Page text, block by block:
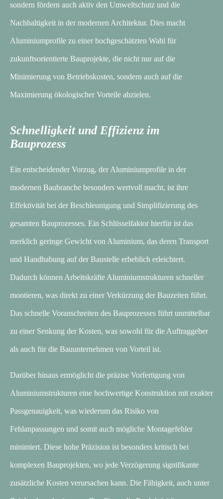
sondern fördern auch aktiv den Umweltschutz und die
Nachhaltigkeit in der modernen Architektur. Dies macht
Aluminiumprofile zu einer hochgeschätzten Wahl für
zukunftsorientierte Bauprojekte, die nicht nur auf die
Minimierung von Betriebskosten, sondern auch auf die
Maximierung ökologischer Vorteile abzielen.
Schnelligkeit und Effizienz im
Bauprozess
Ein entscheidender Vorzug, der Aluminiumprofile in der
modernen Baubranche besonders wertvoll macht, ist ihre
Effektivität bei der Beschleunigung und Simplifizierung des
gesamten Bauprozesses. Ein Schlüsselfaktor hierfür ist das
merklich geringe Gewicht von Aluminium, das deren Transport
und Handhabung auf der Baustelle erheblich erleichtert.
Dadurch können Arbeitskräfte Aluminiumstrukturen schneller
montieren, was direkt zu einer Verkürzung der Bauzeiten führt.
Das schnelle Voranschreiten des Bauprozesses führt unmittelbar
zu einer Senkung der Kosten, was sowohl für die Auftraggeber
als auch für die Bauunternehmen von Vorteil ist.
Darüber hinaus ermöglicht die präzise Vorfertigung von
Aluminiumstrukturen eine hochwertige Konstruktion mit exakter
Passgenauigkeit, was wiederum das Risiko von
Fehlanpassungen und somit auch mögliche Montagefehler
minimiert. Diese hohe Präzision ist besonders kritisch bei
komplexen Bauprojekten, wo jede Verzögerung signifikante
zusätzliche Kosten verursachen kann. Die Fähigkeit, auch unter